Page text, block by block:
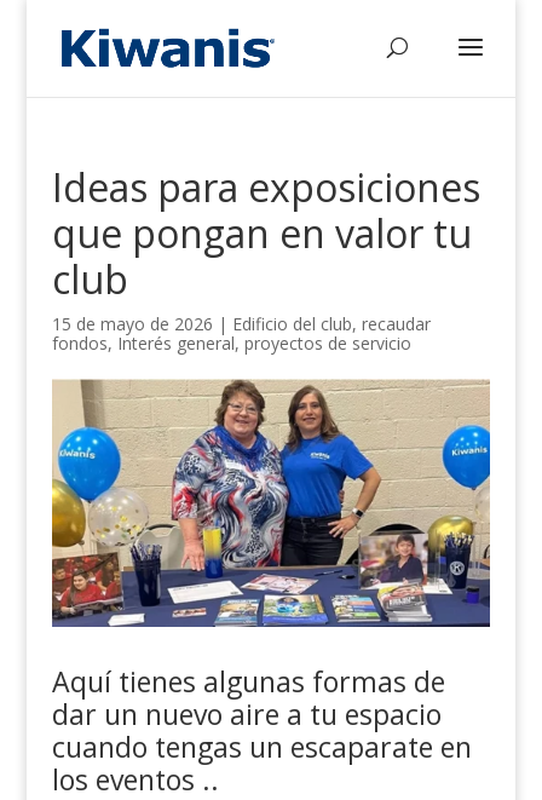
Ideas para exposiciones
que pongan en valor tu
club
15 de mayo de 2026 | Edificio del club, recaudar
fondos, Interés general, proyectos de servicio
Aquí tienes algunas formas de
dar un nuevo aire a tu espacio
cuando tengas un escaparate en
los eventos ..